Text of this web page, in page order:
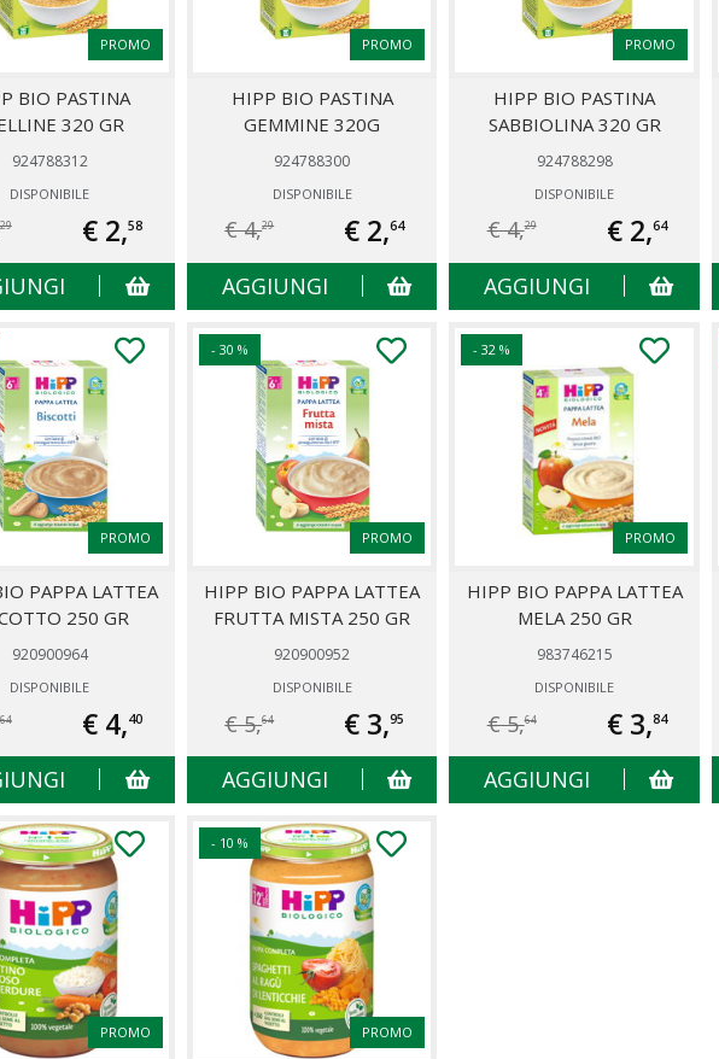
PROMO
BIO PASTINA
320 GR
924788312
DISPONIBILE
29 € 2,58
PROMO
HIPP BIO PASTINA
GEMMINE 320G
924788300
DISPONIBILE
€ 4,29 € 2,64
AGGIUNGI
PROMO
HIPP BIO PASTINA
SABBIOLINA 320 GR
924788298
DISPONIBILE
€ 4,29 € 2,64
AGGIUNGI
PROMO
PAPPA LATTEA
250 GR
920900964
DISPONIBILE
64 € 4,40
- 30 %
PROMO
HIPP BIO PAPPA LATTEA
FRUTTA MISTA 250 GR
920900952
DISPONIBILE
€ 5,64 € 3,95
AGGIUNGI
- 32 %
PROMO
HIPP BIO PAPPA LATTEA
MELA 250 GR
983746215
DISPONIBILE
€ 5,64 € 3,84
AGGIUNGI
PROMO
- 10 %
PROMO